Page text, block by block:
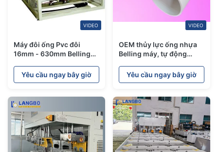
VIDEO
Máy đôi ống Pvc đôi
16mm - 630mm Belling
Yêu cầu ngay bây giờ
VIDEO
OEM thủy lực ống nhựa
Belling máy, tự động
Yêu cầu ngay bây giờ